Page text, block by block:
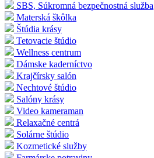
SBS, Súkromná bezpečnostná služba
Materská škôlka
Štúdia krásy
Tetovacie štúdio
Wellness centrum
Dámske kaderníctvo
Krajčírsky salón
Nechtové štúdio
Salóny krásy
Video kameraman
Relaxačné centrá
Solárne štúdio
Kozmetické služby